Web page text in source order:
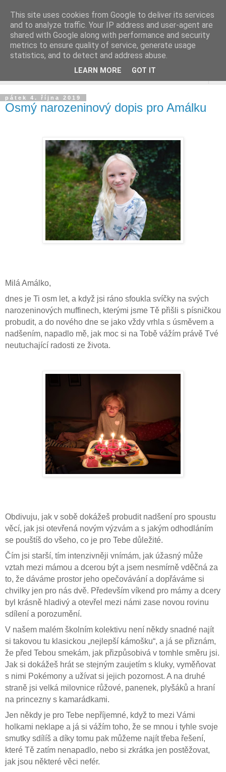
pátek 4. října 2019
Osmý narozeninový dopis pro Amálku
Milá Amálko,
dnes je Ti osm let, a když jsi ráno sfoukla svíčky na svých
narozeninových muffinech, kterými jsme Tě přišli s písničkou
probudit, a do nového dne se jako vždy vrhla s úsměvem a
nadšením, napadlo mě, jak moc si na Tobě vážím právě Tvé
neutuchající radosti ze života.
Obdivuju, jak v sobě dokážeš probudit nadšení pro spoustu
věcí, jak jsi otevřená novým výzvám a s jakým odhodláním
se pouštíš do všeho, co je pro Tebe důležité.
Čím jsi starší, tím intenzivněji vnímám, jak úžasný může
vztah mezi mámou a dcerou být a jsem nesmírně vděčná za
to, že dáváme prostor jeho opečovávání a dopřáváme si
chvilky jen pro nás dvě. Především víkend pro mámy a dcery
byl krásně hladivý a otevřel mezi námi zase novou rovinu
sdílení a porozumění.
V našem malém školním kolektivu není někdy snadné najít
si takovou tu klasickou „nejlepší kámošku“, a já se přiznám,
že před Tebou smekám, jak přizpůsobivá v tomhle směru jsi.
Jak si dokážeš hrát se stejným zaujetím s kluky, vyměňovat
s nimi Pokémony a užívat si jejich pozornost. A na druhé
straně jsi velká milovnice růžové, panenek, plyšáků a hraní
na princezny s kamarádkami.
Jen někdy je pro Tebe nepříjemné, když to mezi Vámi
holkami neklape a já si vážím toho, že se mnou i tyhle svoje
smutky sdílíš a díky tomu pak můžeme najít třeba řešení,
které Tě zatím nenapadlo, nebo si zkrátka jen postěžovat,
jak jsou některé věci nefér.
This site uses cookies from Google to deliver its services
and to analyze traffic. Your IP address and user-agent are
shared with Google along with performance and security
metrics to ensure quality of service, generate usage
statistics, and to detect and address abuse.
LEARN MORE GOT IT